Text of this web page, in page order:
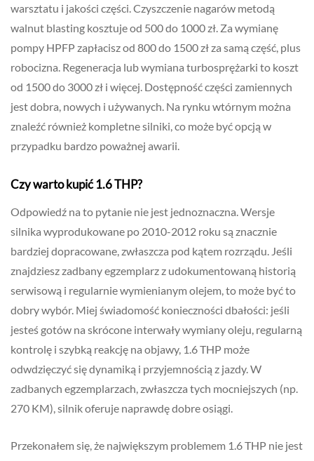
warsztatu i jakości części. Czyszczenie nagarów metodą
walnut blasting kosztuje od 500 do 1000 zł. Za wymianę
pompy HPFP zapłacisz od 800 do 1500 zł za samą część, plus
robocizna. Regeneracja lub wymiana turbosprężarki to koszt
od 1500 do 3000 zł i więcej. Dostępność części zamiennych
jest dobra, nowych i używanych. Na rynku wtórnym można
znaleźć również kompletne silniki, co może być opcją w
przypadku bardzo poważnej awarii.
Czy warto kupić 1.6 THP?
Odpowiedź na to pytanie nie jest jednoznaczna. Wersje
silnika wyprodukowane po 2010-2012 roku są znacznie
bardziej dopracowane, zwłaszcza pod kątem rozrządu. Jeśli
znajdziesz zadbany egzemplarz z udokumentowaną historią
serwisową i regularnie wymienianym olejem, to może być to
dobry wybór. Miej świadomość konieczności dbałości: jeśli
jesteś gotów na skrócone interwały wymiany oleju, regularną
kontrolę i szybką reakcję na objawy, 1.6 THP może
odwdzięczyć się dynamiką i przyjemnością z jazdy. W
zadbanych egzemplarzach, zwłaszcza tych mocniejszych (np.
270 KM), silnik oferuje naprawdę dobre osiągi.
Przekonałem się, że największym problemem 1.6 THP nie jest